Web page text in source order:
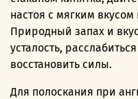
настоя с мягким
Природный запах и
усталость,
восстановить силы.
Для полоскания при